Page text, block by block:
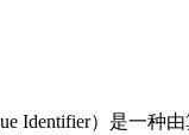
Identifier）是一种